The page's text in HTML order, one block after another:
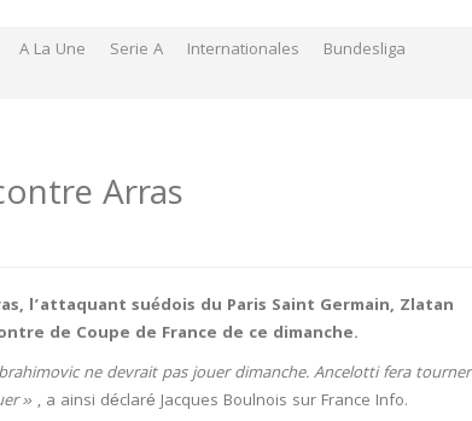
A La Une Serie A Internationales Bundesliga
Arras
l’attaquant suédois du Paris Saint Germain, Zlatan
de Coupe de France de ce dimanche.
ne devrait pas jouer dimanche. Ancelotti fera tourner
» , a ainsi déclaré Jacques Boulnois sur France Info.